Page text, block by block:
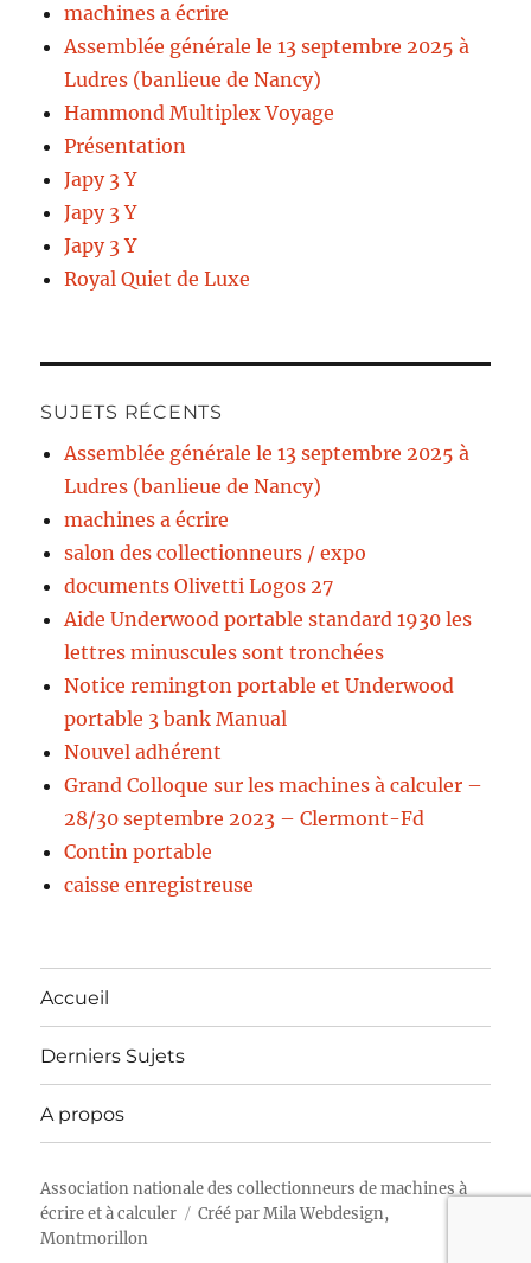
machines a écrire
Assemblée générale le 13 septembre 2025 à
Ludres (banlieue de Nancy)
Hammond Multiplex Voyage
Présentation
Japy 3 Y
Japy 3 Y
Japy 3 Y
Royal Quiet de Luxe
SUJETS RÉCENTS
Assemblée générale le 13 septembre 2025 à
Ludres (banlieue de Nancy)
machines a écrire
salon des collectionneurs / expo
documents Olivetti Logos 27
Aide Underwood portable standard 1930 les
lettres minuscules sont tronchées
Notice remington portable et Underwood
portable 3 bank Manual
Nouvel adhérent
Grand Colloque sur les machines à calculer –
28/30 septembre 2023 – Clermont-Fd
Contin portable
caisse enregistreuse
Accueil
Derniers Sujets
A propos
Association nationale des collectionneurs de machines à
écrire et à calculer
Créé parMila Webdesign,
Montmorillon